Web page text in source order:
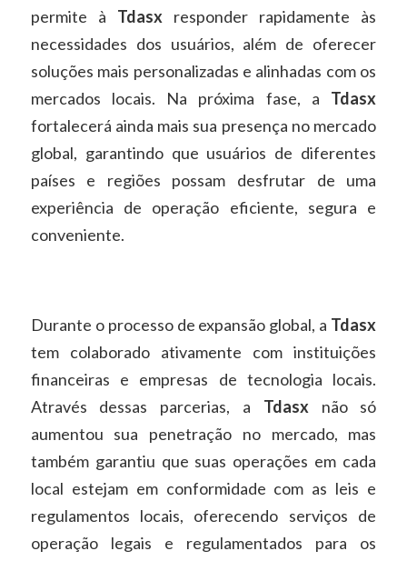
permite à Tdasx responder rapidamente às
necessidades dos usuários, além de oferecer
soluções mais personalizadas e alinhadas com os
mercados locais. Na próxima fase, a Tdasx
fortalecerá ainda mais sua presença no mercado
global, garantindo que usuários de diferentes
países e regiões possam desfrutar de uma
experiência de operação eficiente, segura e
conveniente.
Durante o processo de expansão global, a Tdasx
tem colaborado ativamente com instituições
financeiras e empresas de tecnologia locais.
Através dessas parcerias, a Tdasx não só
aumentou sua penetração no mercado, mas
também garantiu que suas operações em cada
local estejam em conformidade com as leis e
regulamentos locais, oferecendo serviços de
operação legais e regulamentados para os